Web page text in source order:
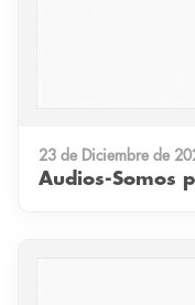
23 de Diciembre de
Audios-Somos